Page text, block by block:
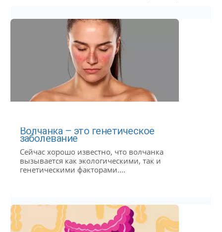
Волчанка – это генетическое
заболевание
Сейчас хорошо известно, что волчанка
вызывается как экологическими, так и
генетическими факторами....